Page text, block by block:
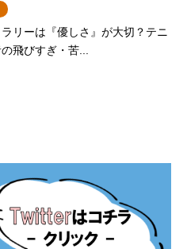
リーは『優しさ』が大切？テニ
飛びすぎ・苦...